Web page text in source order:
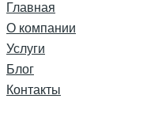
Главная
О компании
Услуги
Блог
Контакты